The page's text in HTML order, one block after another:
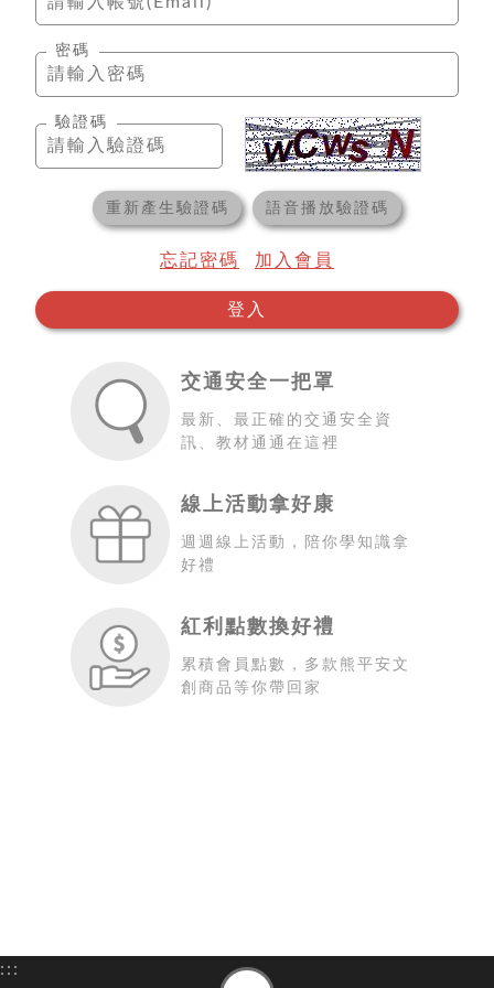
交通安全一把罩
最新、最正確的交通安全資
訊、教材通通在這裡
線上活動拿好康
週週線上活動，陪你學知識拿
好禮
紅利點數換好禮
累積會員點數，多款熊平安文
創商品等你帶回家
密碼
驗證碼
重新產生驗證碼 語音播放驗證碼
忘記密碼 加入會員
登入
:::